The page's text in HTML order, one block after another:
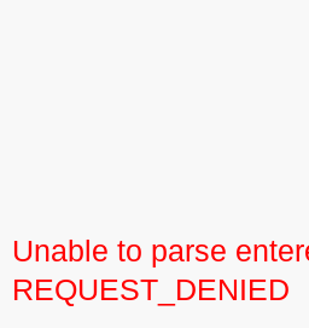
Unable to parse
REQUEST_DENIED